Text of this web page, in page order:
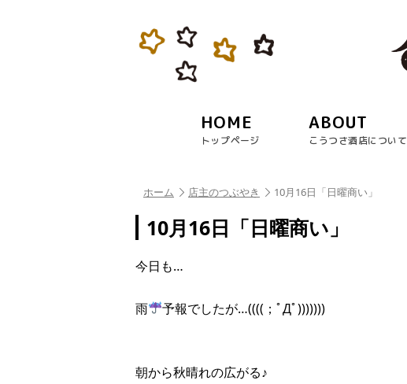
HOME
トップページ
ABOUT
こうつさ酒店について
ホーム 店主のつぶやき 10月16日「日曜商い」
10月16日「日曜商い」
今日も…
雨 予報でしたが…((((；ﾟДﾟ)))))))
朝から秋晴れの広がる♪